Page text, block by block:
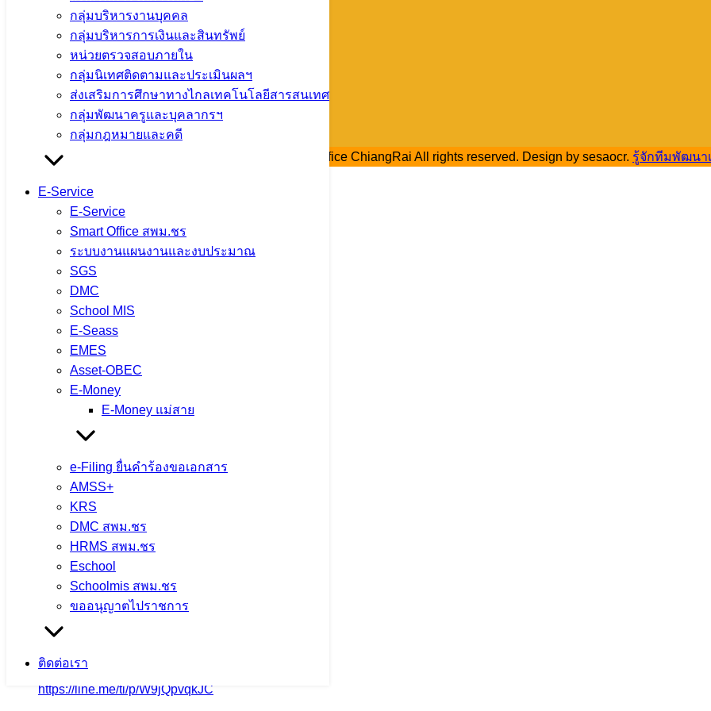
กลุ่มบริหารงานบุคคล
กลุ่มบริหารการเงินและสินทรัพย์
หน่วยตรวจสอบภายใน
กลุ่มนิเทศติดตามและประเมินผลฯ
ส่งเสริมการศึกษาทางไกลเทคโนโลยีสารสนเทศ
กลุ่มพัฒนาครูและบุคลากรฯ
กลุ่มกฎหมายและคดี
E-Service
E-Service
Smart Office สพม.ชร
ระบบงานแผนงานและงบประมาณ
SGS
DMC
School MIS
E-Seass
EMES
Asset-OBEC
E-Money
E-Money แม่สาย
e-Filing ยื่นคำร้องขอเอกสาร
AMSS+
KRS
DMC สพม.ชร
HRMS สพม.ชร
Eschool
Schoolmis สพม.ชร
ขออนุญาตไปราชการ
ติดต่อเรา
Copyright © 2023 , Secondary Education Service Area Office ChiangRai All rights reserved. Design by sesaocr. รู้จักทีมพัฒนา
Message us
m.me/206793979181567
Mobile: 08-8258-1875
Facebook
Phone: 053601451
Email
https://line.me/ti/p/W9jQpvqkJC